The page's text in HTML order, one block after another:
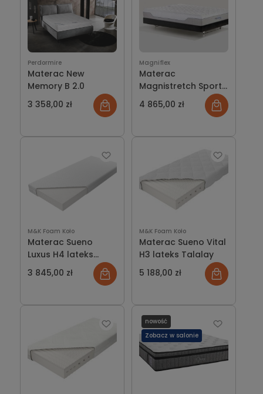
Perdormire
Materac New
Memory B 2.0
3 358,00 zł
Magniflex
Materac
Magnistretch Sport
9 Plus
4 865,00 zł
M&K Foam Koło
Materac Sueno
Luxus H4 lateks
Talalay
3 845,00 zł
M&K Foam Koło
Materac Sueno Vital
H3 lateks Talalay
5 188,00 zł
nowość
Zobacz w salonie